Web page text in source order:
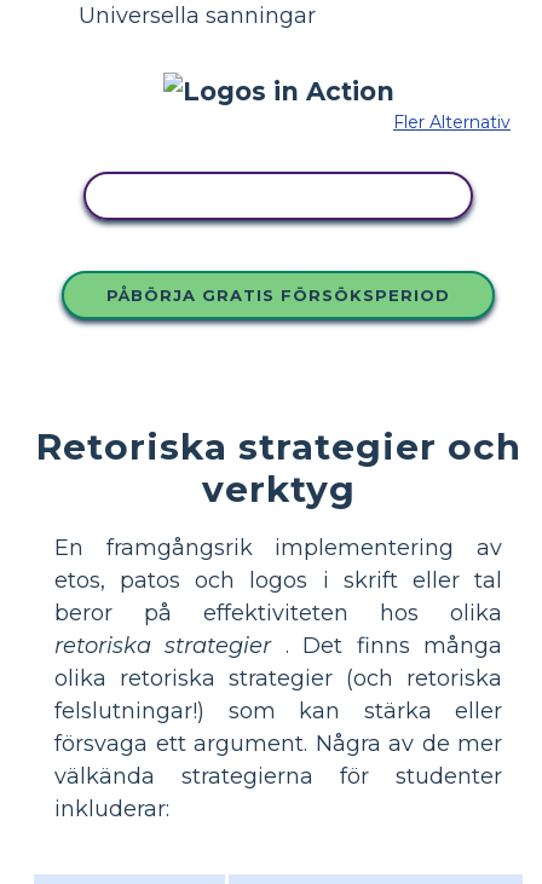
Universella sanningar
Fler Alternativ
PÅBÖRJA GRATIS FÖRSÖKSPERIOD
Retoriska strategier och
verktyg
En framgångsrik implementering av
etos, patos och logos i skrift eller tal
beror på effektiviteten hos olika
retoriska strategier. Det finns många
olika retoriska strategier (och retoriska
felslutningar!) som kan stärka eller
försvaga ett argument. Några av de mer
välkända strategierna för studenter
inkluderar: